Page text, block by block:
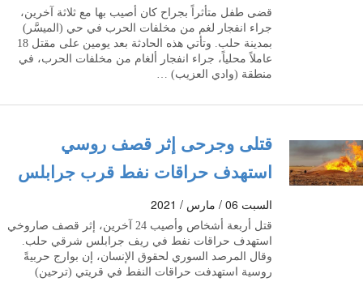
قضى طفل متأثراً بجراح كان أصيب بها مع ثلاثة آخرين،
جراء انفجار لغم من مخلفات الحرب في حي (الميسَّر)
بمدينة حلب. وتأتي هذه الحادثة بعد يومين على مقتل 18
عاملاً محلياً، جراء انفجار ألغام من مخلفات الحرب، في
منطقة (وادي العزيب) …
قتلى وجرحى إثر قصف روسي
استهدف حراقات نفط قرب جرابلس
السبت 06 / مارس / 2021
قتل أربعة أشخاص وأصيب 24 آخرين، إثر قصف صاروخي
استهدف حراقات نفط في ريف جرابلس شرقي حلب.
وقال المرصد السوري لحقوق الإنسان، إن بوارج حربيةً
روسية استهدفت حراقات النفط في قريتي (ترحين)